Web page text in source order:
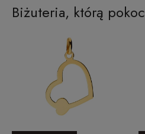
Biżuteria, którą